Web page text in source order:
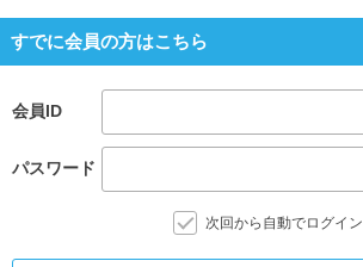
すでに会員の方はこちら
会員ID
パスワード
次回から自動でログイン